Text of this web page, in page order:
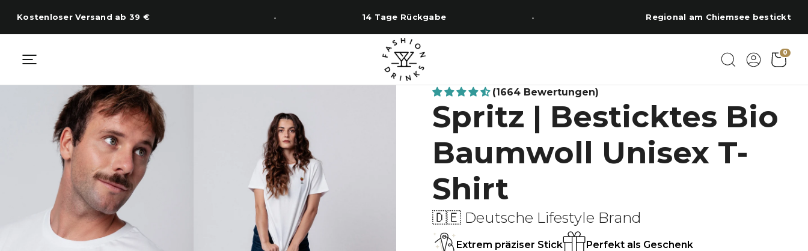
InhaltKostenloser Versand ab 39 € 14 Tage Rückgabe Regional am Chiemsee bestickt
0
(1664 Bewertungen)
Spritz | Besticktes Bio
Baumwoll Unisex T-
Shirt
🇩🇪 Deutsche Lifestyle Brand
Extrem präziser Stick Perfekt als Geschenk